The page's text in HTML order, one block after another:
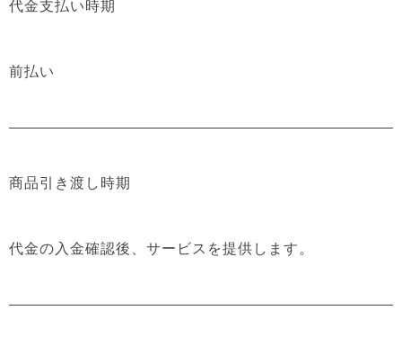
代金支払い時期
前払い
商品引き渡し時期
代金の入金確認後、サービスを提供します。